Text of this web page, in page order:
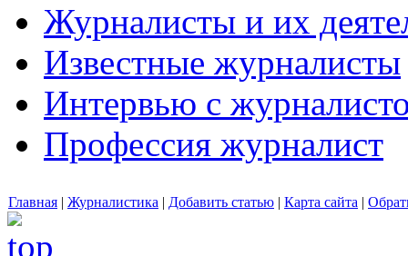
Журналисты и их
Известные журналисты
Интервью с
Профессия журналист
Главная | Журналистика | Добавить статью | Карта сайта |